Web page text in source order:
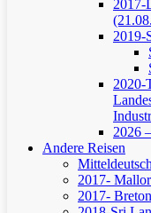
2017-
2019-
2020-
2026
Andere Reisen
2017-
2017-